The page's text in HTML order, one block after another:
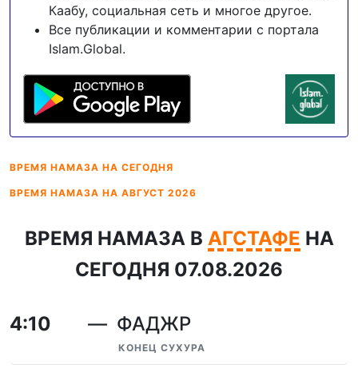
Каабу, социальная сеть и многое другое.
Все публикации и комментарии с портала
Islam.Global.
ВРЕМЯ НАМАЗА НА СЕГОДНЯ
ВРЕМЯ НАМАЗА НА АВГУСТ 2026
ВРЕМЯ НАМАЗА В АГСТАФЕ НА
СЕГОДНЯ 07.08.2026
4:10 ФАДЖР
КОНЕЦ СУХУРА